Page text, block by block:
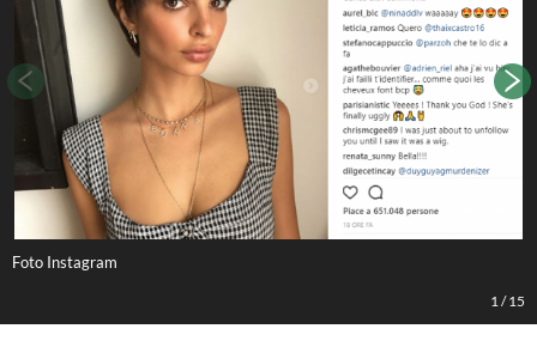
Foto Instagram
1 /15